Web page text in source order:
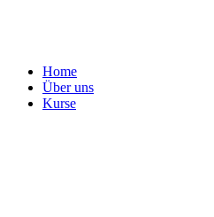
Home
Über uns
Kurse